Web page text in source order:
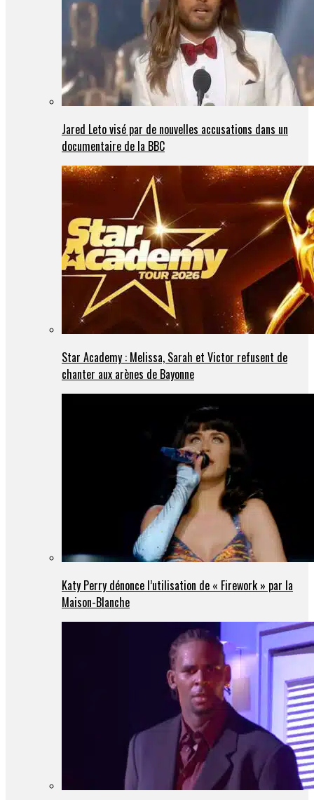
Jared Leto visé par de nouvelles accusations dans un
documentaire de la BBC
Star Academy : Melissa, Sarah et Victor refusent de
chanter aux arènes de Bayonne
Katy Perry dénonce l’utilisation de « Firework » par la
Maison-Blanche